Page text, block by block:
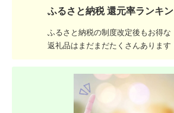
ふるさと納税 還元率ランキ
ふるさと納税の制度改定後もお得な
返礼品はまだまだたくさんあります